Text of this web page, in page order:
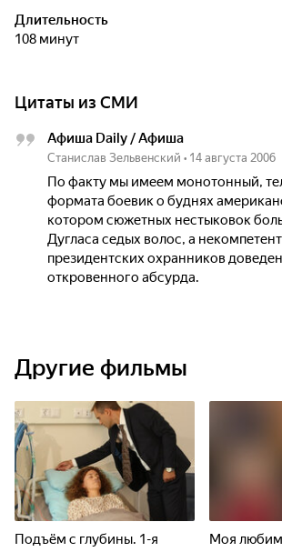
Длительность
108 минут
Цитаты из СМИ
Афиша Daily / Афиша
Станислав Зельвенский • 14 августа 2006
По факту мы имеем монотонный,
формата боевик о буднях
котором сюжетных нестыковок
Дугласа седых волос, а
президентских охранников
откровенного абсурда.
Другие фильмы
Подъём с глубины. 1-я
Моя